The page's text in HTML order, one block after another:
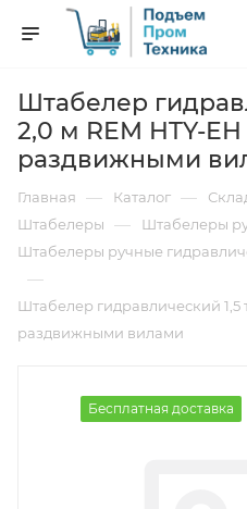
Штабелер
2,0 м REM HTY-EH
раздвижными
Главная — Каталог —
Штабелеры — Штабелеры
Штабелеры ручные
—
Штабелер гидравлический 1,5
раздвижными вилами
Бесплатная доставка